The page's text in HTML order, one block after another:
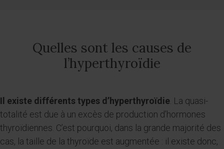
Quelles sont les causes de
l’hyperthyroïdie
Il existe différents types d’hyperthyroïdie . La quasi-
totalité est due à un excès de production d’hormones
thyroïdiennes. C’est pourquoi, dans la grande majorité des
cas, la taille de la thyroïde est augmentée : il existe donc,